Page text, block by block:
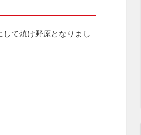
て焼け野原となりまし